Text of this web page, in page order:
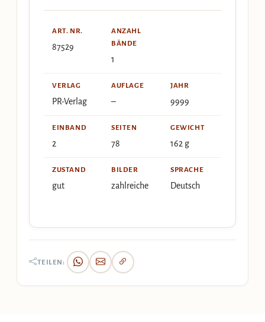
ART. NR.
87529
ANZAHL
BÄNDE
1
VERLAG
PR-Verlag
AUFLAGE
–
JAHR
9999
EINBAND
2
SEITEN
78
GEWICHT
162 g
ZUSTAND
gut
BILDER
zahlreiche
SPRACHE
Deutsch
TEILEN: